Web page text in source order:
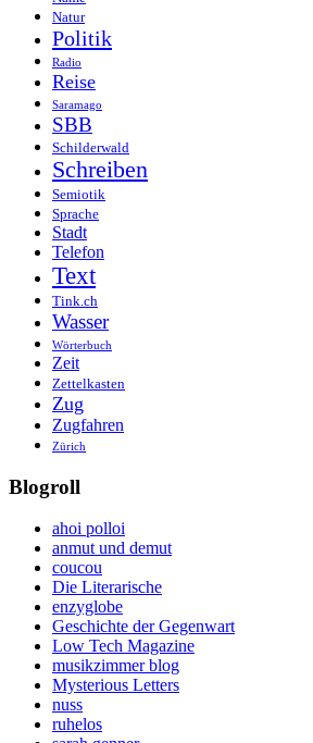
Natur
Politik
Radio
Reise
Saramago
SBB
Schilderwald
Schreiben
Semiotik
Sprache
Stadt
Telefon
Text
Tink.ch
Wasser
Wörterbuch
Zeit
Zettelkasten
Zug
Zugfahren
Zürich
Blogroll
ahoi polloi
anmut und demut
coucou
Die Literarische
enzyglobe
Geschichte der Gegenwart
Low Tech Magazine
musikzimmer blog
Mysterious Letters
nuss
ruhelos